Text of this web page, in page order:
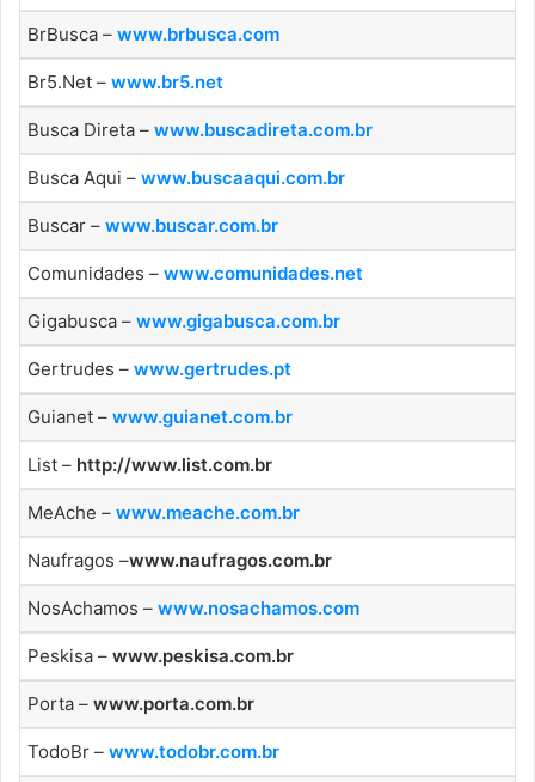
BrBusca – www.brbusca.com
Br5.Net – www.br5.net
Busca Direta – www.buscadireta.com.br
Busca Aqui – www.buscaaqui.com.br
Buscar – www.buscar.com.br
Comunidades – www.comunidades.net
Gigabusca – www.gigabusca.com.br
Gertrudes – www.gertrudes.pt
Guianet – www.guianet.com.br
List – http://www.list.com.br
MeAche – www.meache.com.br
Naufragos –www.naufragos.com.br
NosAchamos – www.nosachamos.com
Peskisa – www.peskisa.com.br
Porta – www.porta.com.br
TodoBr – www.todobr.com.br